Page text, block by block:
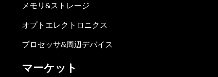
メモリ&ストレージ
オプトエレクトロニクス
プロセッサ&周辺デバイス
マーケット